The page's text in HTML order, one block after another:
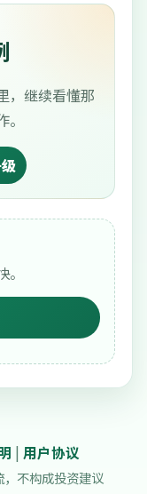
，继续看懂那
| 用户协议
不构成投资建议